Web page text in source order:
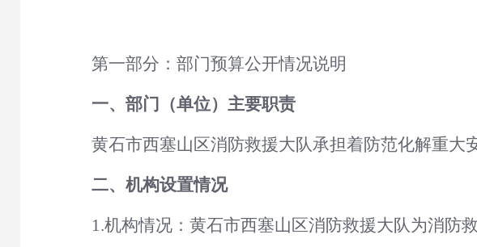
第一部分：部门预算公开情况说明
一、 部门（单位）主要职责
黄石市西塞山区消防救援大队承担着防范化解重大
二、机构设置情况
1.机构情况： 黄石市西塞山区消防救援大队为消防